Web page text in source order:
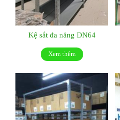
Kệ sắt đa năng DN64
Xem thêm